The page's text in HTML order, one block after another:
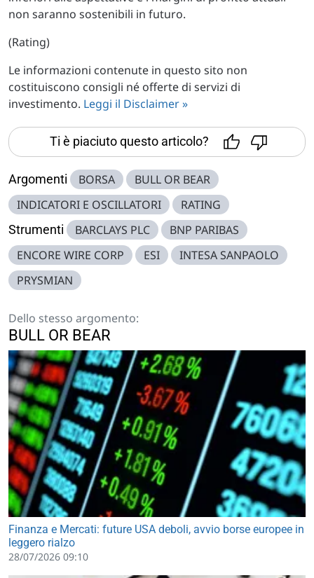
non saranno sostenibili in futuro.
(Rating)
Le informazioni contenute in questo sito non
costituiscono consigli né offerte di servizi di
investimento. Leggi il Disclaimer »
Ti è piaciuto questo articolo?
Argomenti BORSA
BULL OR BEAR
INDICATORI E OSCILLATORI
RATING
Strumenti BARCLAYS PLC
BNP PARIBAS
ENCORE WIRE CORP
ESI
INTESA SANPAOLO
PRYSMIAN
Dello stesso argomento:
BULL OR BEAR
Finanza e Mercati: future USA deboli, avvio borse europee in
leggero rialzo
28/07/2026 09:10